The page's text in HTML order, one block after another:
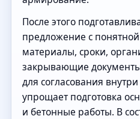
После этого
предложение с понятной
материалы, сроки,
закрывающие
для согласования
упрощает подготовка
и бетонные работы. В